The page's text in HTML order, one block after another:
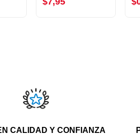
CALIDAD Y CONFIANZA